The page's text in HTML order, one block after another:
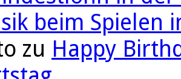
beim Spielen
zu Happy